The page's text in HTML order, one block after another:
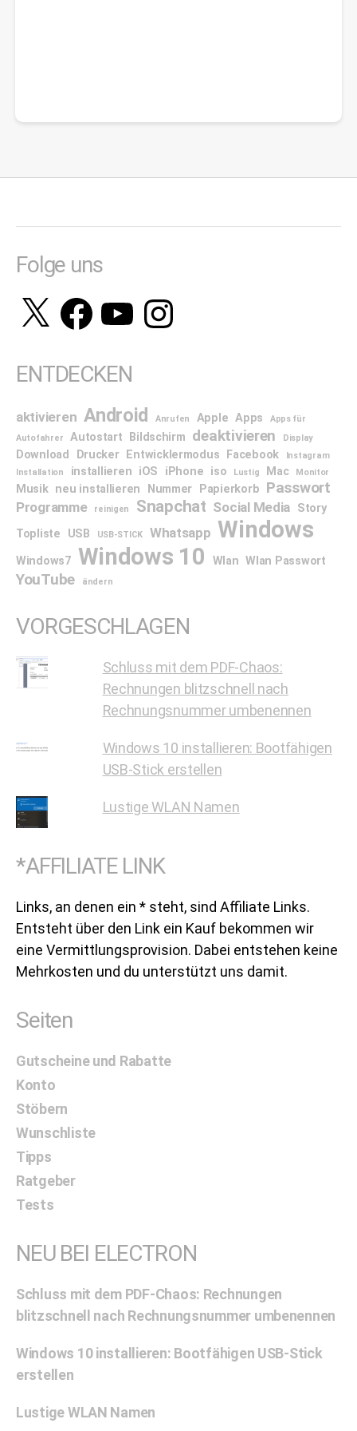
Folge uns
X FacebookYouTubeInstagram
ENTDECKEN
aktivieren Android Anrufen Apple Apps
Apps für
Autofahrer
Autostart Bildschirm deaktivieren Display
Download Drucker Entwicklermodus Facebook
Instagram
Installation
installieren iOS iPhone iso Lustig Mac Monitor
Musik neu installieren Nummer Papierkorb Passwort
Programme reinigen Snapchat Social Media Story
Topliste
USB USB-STICK Whatsapp Windows
Windows7 Windows 10 Wlan Wlan Passwort
YouTube ändern
VORGESCHLAGEN
Schluss mit dem PDF-Chaos:
Rechnungen blitzschnell nach
Rechnungsnummer umbenennen
Windows 10 installieren: Bootfähigen
USB-Stick erstellen
Lustige WLAN Namen
*AFFILIATE LINK
Links, an denen ein * steht, sind Affiliate Links.
Entsteht über den Link ein Kauf bekommen wir
eine Vermittlungsprovision. Dabei entstehen keine
Mehrkosten und du unterstützt uns damit.
Seiten
Gutscheine und Rabatte
Konto
Stöbern
Wunschliste
Tipps
Ratgeber
Tests
NEU BEI ELECTRON
Schluss mit dem PDF-Chaos: Rechnungen
blitzschnell nach Rechnungsnummer umbenennen
Windows 10 installieren: Bootfähigen USB-Stick
erstellen
Lustige WLAN Namen